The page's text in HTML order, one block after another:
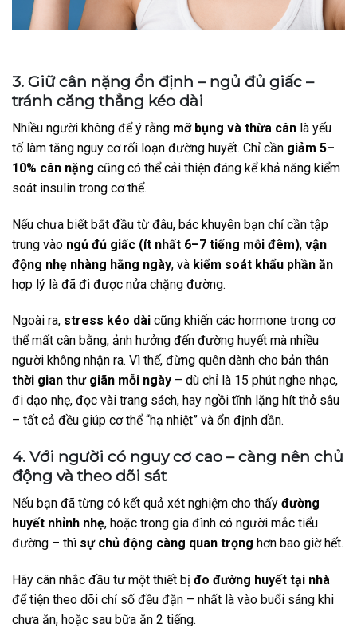
3. Giữ cân nặng ổn định – ngủ đủ giấc –
tránh căng thẳng kéo dài
Nhiều người không để ý rằng mỡ bụng và thừa cân là yếu
tố làm tăng nguy cơ rối loạn đường huyết. Chỉ cần giảm 5–
10% cân nặng cũng có thể cải thiện đáng kể khả năng kiểm
soát insulin trong cơ thể.
Nếu chưa biết bắt đầu từ đâu, bác khuyên bạn chỉ cần tập
trung vào ngủ đủ giấc (ít nhất 6–7 tiếng mỗi đêm), vận
động nhẹ nhàng hằng ngày, và kiểm soát khẩu phần ăn
hợp lý là đã đi được nửa chặng đường.
Ngoài ra, stress kéo dài cũng khiến các hormone trong cơ
thể mất cân bằng, ảnh hưởng đến đường huyết mà nhiều
người không nhận ra. Vì thế, đừng quên dành cho bản thân
thời gian thư giãn mỗi ngày – dù chỉ là 15 phút nghe nhạc,
đi dạo nhẹ, đọc vài trang sách, hay ngồi tĩnh lặng hít thở sâu
– tất cả đều giúp cơ thể “hạ nhiệt” và ổn định dần.
4. Với người có nguy cơ cao – càng nên chủ
động và theo dõi sát
Nếu bạn đã từng có kết quả xét nghiệm cho thấy đường
huyết nhỉnh nhẹ, hoặc trong gia đình có người mắc tiểu
đường – thì sự chủ động càng quan trọng hơn bao giờ hết.
Hãy cân nhắc đầu tư một thiết bị đo đường huyết tại nhà
để tiện theo dõi chỉ số đều đặn – nhất là vào buổi sáng khi
chưa ăn, hoặc sau bữa ăn 2 tiếng.